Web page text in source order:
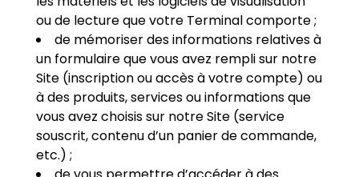
ou de lecture que votre Terminal comporte ;
de mémoriser des informations relatives à
un formulaire que vous avez rempli sur notre
Site (inscription ou accès à votre compte) ou
à des produits, services ou informations que
vous avez choisis sur notre Site (service
souscrit, contenu d’un panier de commande,
etc.) ;